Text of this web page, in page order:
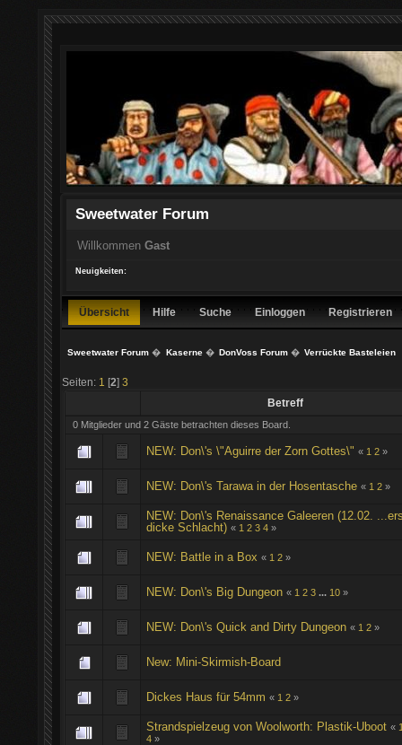
Sweetwater Forum
Willkommen Gast
Neuigkeiten:
Übersicht Hilfe Suche Einloggen Registrieren
Sweetwater Forum � Kaserne� DonVoss Forum� Verrückte Basteleien
Seiten: 1 [2] 3
Betreff
0 Mitglieder und 2 Gäste betrachten dieses Board.
NEW: Don\'s \"Aguirre der Zorn Gottes\" « 1 2 »
NEW: Don\'s Tarawa in der Hosentasche « 1 2 »
NEW: Don\'s Renaissance Galeeren (12.02.
dicke Schlacht) « 1 2 3 4 »
NEW: Battle in a Box « 1 2 »
NEW: Don\'s Big Dungeon « 1 2 3 ... 10 »
NEW: Don\'s Quick and Dirty Dungeon « 1 2 »
New: Mini-Skirmish-Board
Dickes Haus für 54mm « 1 2 »
Strandspielzeug von Woolworth: Plastik-Uboot «
4 »